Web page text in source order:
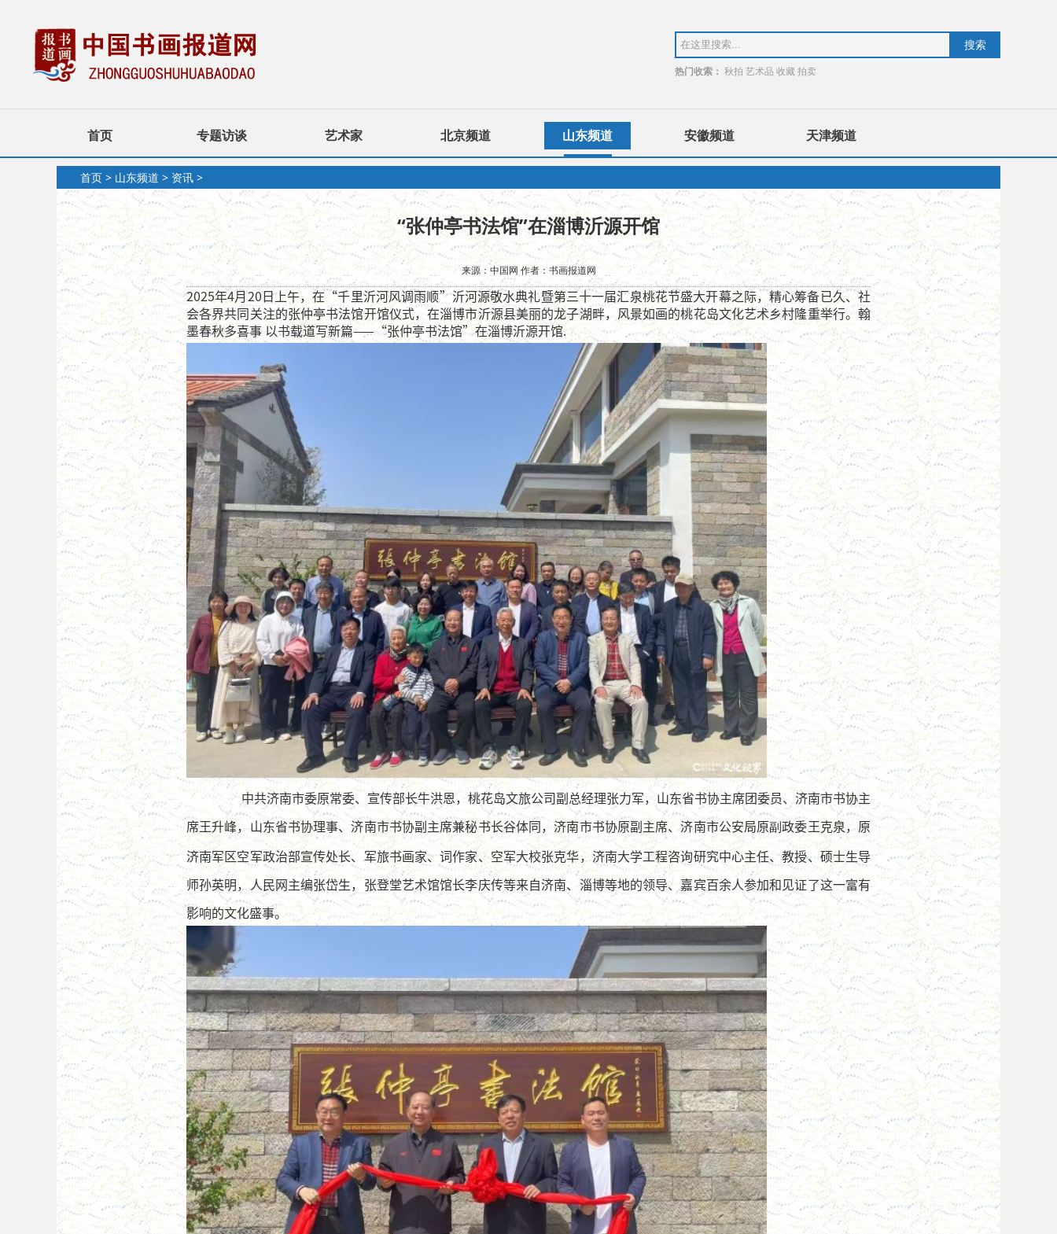
热门收索： 秋拍 艺术品 收藏拍卖
首页 专题访谈 艺术家 北京频道 山东频道 安徽频道 天津频道
首页 > 山东频道 > 资讯 >
“张仲亭书法馆”在淄博沂源开馆
来源：中国网 作者：书画报道网
2025年4月20日上午，在“千里沂河风调雨顺”沂河源敬水典礼暨第三十一届汇泉桃花节盛大开幕之际，精心筹备已久、社
会各界共同关注的张仲亭书法馆开馆仪式，在淄博市沂源县美丽的龙子湖畔，风景如画的桃花岛文化艺术乡村隆重举行。 翰
墨春秋多喜事 以书载道写新篇——“张仲亭书法馆”在淄博沂源开馆.
中共济南市委原常委、宣传部长牛洪恩，桃花岛文旅公司副总经理张力军，山东省书协主席团委员、济南市书协主
席王升峰，山东省书协理事、济南市书协副主席兼秘书长谷体同，济南市书协原副主席、济南市公安局原副政委王克泉，原
济南军区空军政治部宣传处长、军旅书画家、词作家、空军大校张克华，济南大学工程咨询研究中心主任、教授、硕士生导
师孙英明，人民网主编张岱生，张登堂艺术馆馆长李庆传等来自济南、淄博等地的领导、嘉宾百余人参加和见证了这一富有
影响的文化盛事。